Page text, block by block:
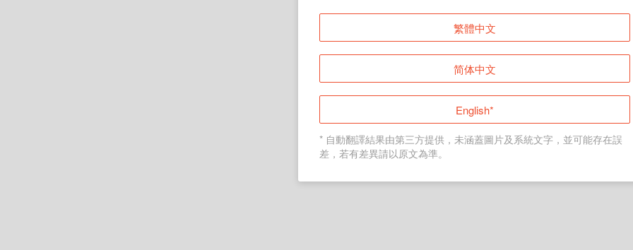
登入
返回首頁
繁體中文
简体中文
English*
* 自動翻譯結果由第三方提供，未涵蓋圖片及系統文字，並可能存在誤
差，若有差異請以原文為準。